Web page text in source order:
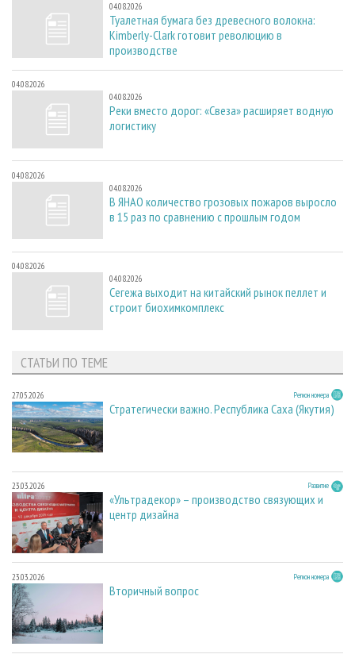
04.08.2026
Туалетная бумага без древесного волокна:
Kimberly-Clark готовит революцию в
производстве
04.08.2026
04.08.2026
Реки вместо дорог: «Свеза» расширяет водную
логистику
04.08.2026
04.08.2026
В ЯНАО количество грозовых пожаров выросло
в 15 раз по сравнению с прошлым годом
04.08.2026
04.08.2026
Сегежа выходит на китайский рынок пеллет и
строит биохимкомплекс
СТАТЬИ ПО ТЕМЕ
27.05.2026 Регион номера
Стратегически важно. Республика Саха (Якутия)
23.03.2026 Развитие
«Ультрадекор» – производство связующих и
центр дизайна
23.03.2026 Регион номера
Вторичный вопрос